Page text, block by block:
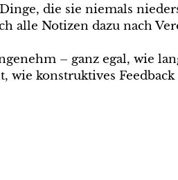
die sie niemals
alle Notizen dazu nach
– ganz egal, wie
konstruktives Feedback